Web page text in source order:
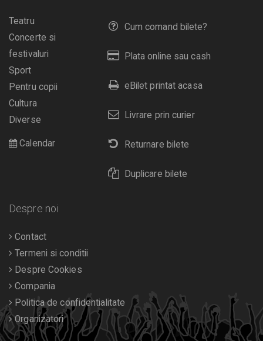
Cum comand bilete?
Plata online sau cash
eBilet printat acasa
Livrare prin curier
Returnare bilete
Duplicare bilete
Teatru
Concerte si
festivaluri
Sport
Pentru copii
Cultura
Diverse
Calendar
Despre noi
Contact
Termeni si conditii
Despre Cookies
Compania
Politica de confidentialitate
Organizatori